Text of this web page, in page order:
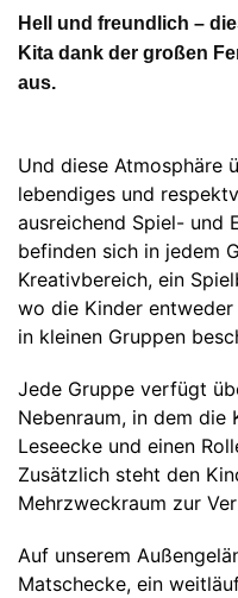
Hell und freundlich –
Kita dank der großen
aus.
Und diese Atmosphäre
lebendiges und
ausreichend Spiel- und
befinden sich in jedem
Kreativbereich, ein
wo die Kinder
in kleinen Gruppen
Jede Gruppe verfügt
Nebenraum, in dem die
Leseecke und einen
Zusätzlich steht den
Mehrzweckraum zur
Auf unserem
Matschecke, ein